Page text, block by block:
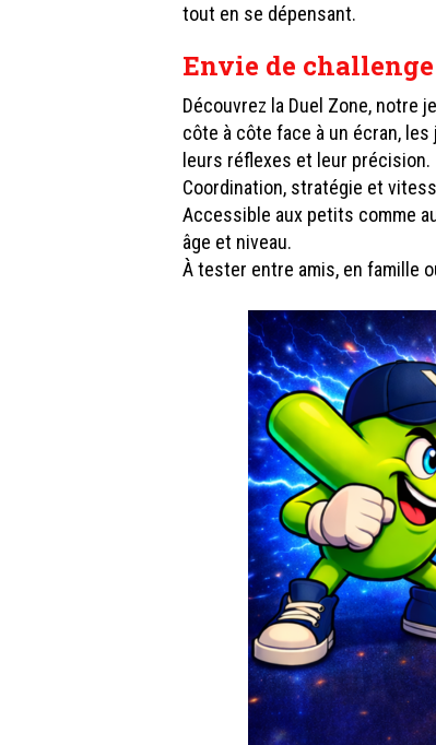
tout en se dépensant.
Envie de
Découvrez la Duel Zone, notre
côte à côte face à un écran,
leurs réflexes et leur précision.
Coordination, stratégie et
Accessible aux petits comme
âge et niveau.
À tester entre amis, en famille